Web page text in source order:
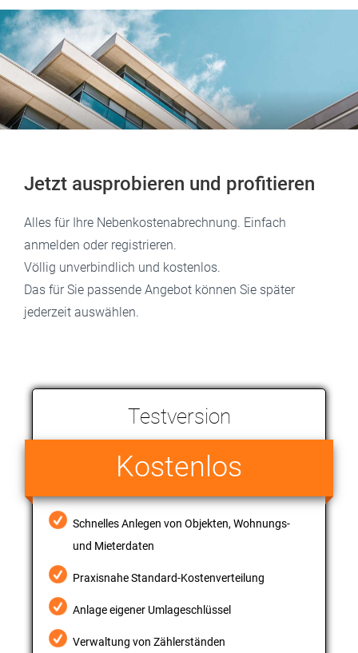
Jetzt ausprobieren und profitieren
Alles für Ihre Nebenkostenabrechnung. Einfach
anmelden oder registrieren.
Völlig unverbindlich und kostenlos.
Das für Sie passende Angebot können Sie später
jederzeit auswählen.
Testversion
Kostenlos
Schnelles Anlegen von Objekten, Wohnungs-
und Mieterdaten
Praxisnahe Standard-Kostenverteilung
Anlage eigener Umlageschlüssel
Verwaltung von Zählerständen